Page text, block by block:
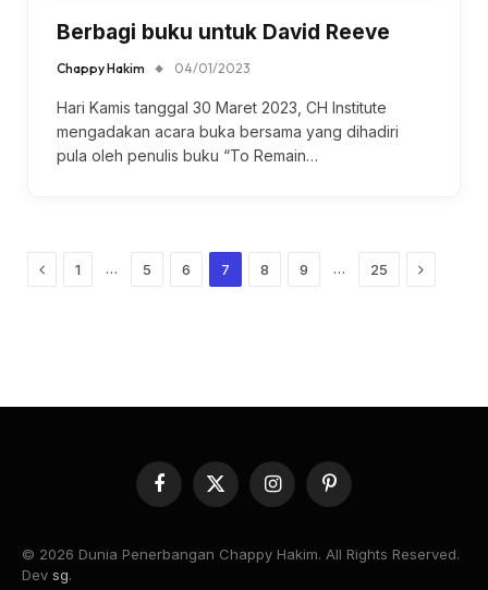
Berbagi buku untuk David Reeve
Chappy Hakim 04/01/2023
Hari Kamis tanggal 30 Maret 2023, CH Institute
mengadakan acara buka bersama yang dihadiri
pula oleh penulis buku “To Remain…
Previous
1 … 5 6 7 8 9 … 25 Next
Facebook
X
(Twitter)
InstagramPinterest
© 2026 Dunia Penerbangan Chappy Hakim. All Rights Reserved.
Dev sg.